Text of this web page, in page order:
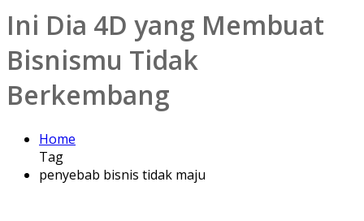
Ini Dia 4D yang Membuat
Bisnismu Tidak
Berkembang
Home
Tag
penyebab bisnis tidak maju